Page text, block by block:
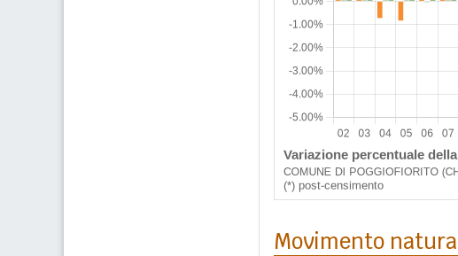
Movimento